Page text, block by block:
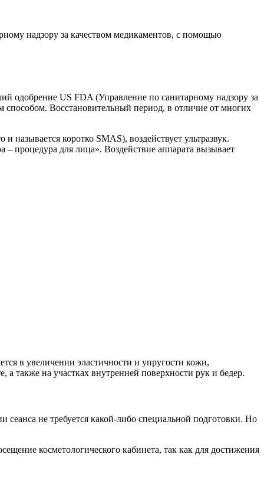
надзору за качеством медикаментов, с помощью
US FDA (Управление по санитарному надзору за
Восстановительный период, в отличие от многих
коротко SMAS), воздействует ультразвук.
процедура для лица». Воздействие аппарата вызывает
в увеличении эластичности и упругости кожи,
также на участках внутренней поверхности рук и бедер.
не требуется какой-либо специальной подготовки. Но
косметологического кабинета, так как для достижения